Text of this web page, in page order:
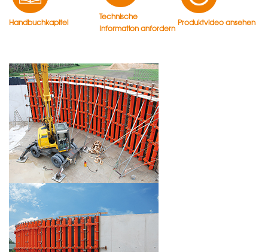
Handbuchkapitel
Technische
Information anfordern
Produktvideo ansehen